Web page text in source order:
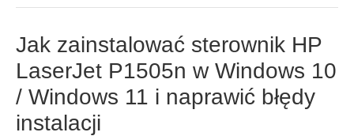
Jak zainstalować sterownik HP
LaserJet P1505n w Windows 10
/ Windows 11 i naprawić błędy
instalacji